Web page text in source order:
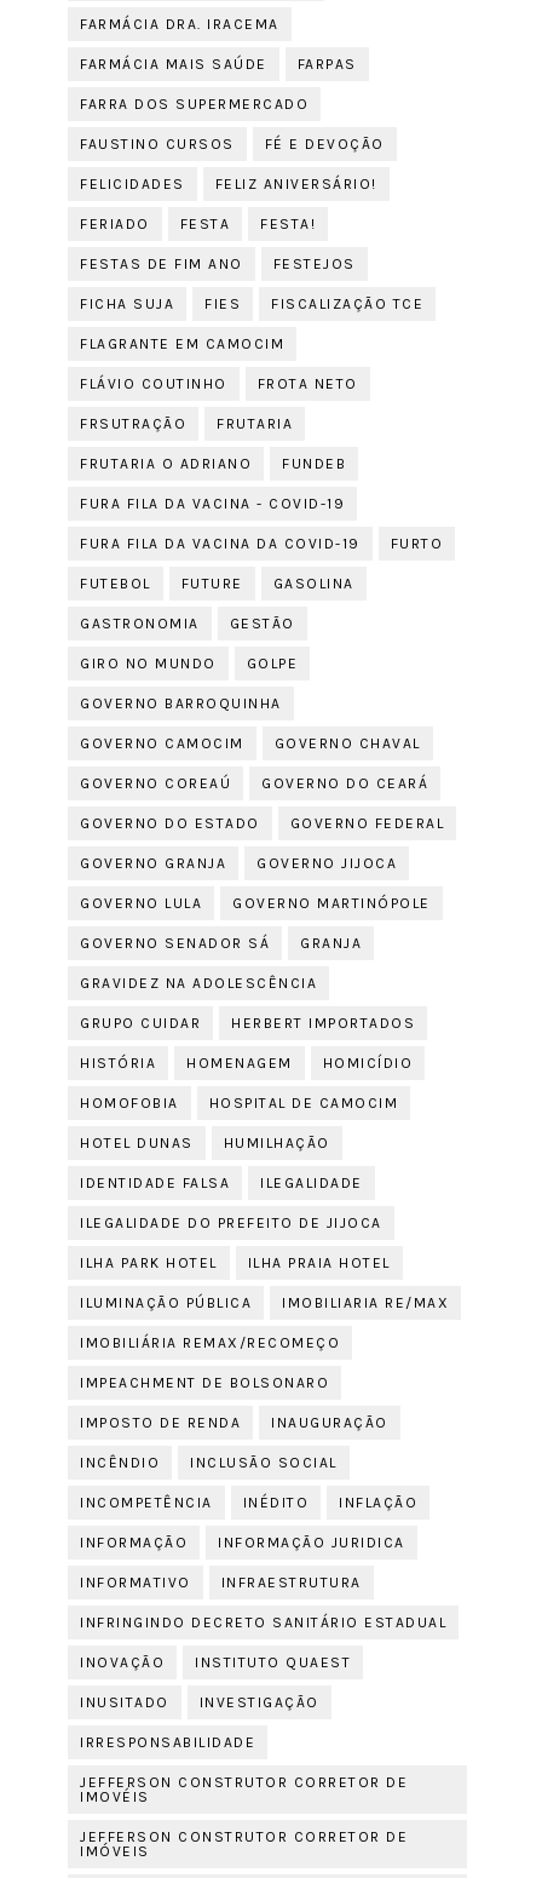
FARMÁCIA DRA. IRACEMA
FARMÁCIA MAIS SAÚDE FARPAS
FARRA DOS SUPERMERCADO
FAUSTINO CURSOS FÉ E DEVOÇÃO
FELICIDADES FELIZ ANIVERSÁRIO!
FERIADO FESTA FESTA!
FESTAS DE FIM ANO FESTEJOS
FICHA SUJA FIES FISCALIZAÇÃO TCE
FLAGRANTE EM CAMOCIM
FLÁVIO COUTINHO FROTA NETO
FRSUTRAÇÃO FRUTARIA
FRUTARIA O ADRIANO FUNDEB
FURA FILA DA VACINA - COVID-19
FURA FILA DA VACINA DA COVID-19 FURTO
FUTEBOL FUTURE GASOLINA
GASTRONOMIA GESTÃO
GIRO NO MUNDO GOLPE
GOVERNO BARROQUINHA
GOVERNO CAMOCIM GOVERNO CHAVAL
GOVERNO COREAÚ GOVERNO DO CEARÁ
GOVERNO DO ESTADO GOVERNO FEDERAL
GOVERNO GRANJA GOVERNO JIJOCA
GOVERNO LULA GOVERNO MARTINÓPOLE
GOVERNO SENADOR SÁ GRANJA
GRAVIDEZ NA ADOLESCÊNCIA
GRUPO CUIDAR HERBERT IMPORTADOS
HISTÓRIA HOMENAGEM HOMICÍDIO
HOMOFOBIA HOSPITAL DE CAMOCIM
HOTEL DUNAS HUMILHAÇÃO
IDENTIDADE FALSA ILEGALIDADE
ILEGALIDADE DO PREFEITO DE JIJOCA
ILHA PARK HOTEL ILHA PRAIA HOTEL
ILUMINAÇÃO PÚBLICA IMOBILIARIA RE/MAX
IMOBILIÁRIA REMAX/RECOMEÇO
IMPEACHMENT DE BOLSONARO
IMPOSTO DE RENDA INAUGURAÇÃO
INCÊNDIO INCLUSÃO SOCIAL
INCOMPETÊNCIA INÉDITO INFLAÇÃO
INFORMAÇÃO INFORMAÇÃO JURIDICA
INFORMATIVO INFRAESTRUTURA
INFRINGINDO DECRETO SANITÁRIO ESTADUAL
INOVAÇÃO INSTITUTO QUAEST
INUSITADO INVESTIGAÇÃO
IRRESPONSABILIDADE
JEFFERSON CONSTRUTOR CORRETOR DE
IMOVÉIS
JEFFERSON CONSTRUTOR CORRETOR DE
IMÓVEIS